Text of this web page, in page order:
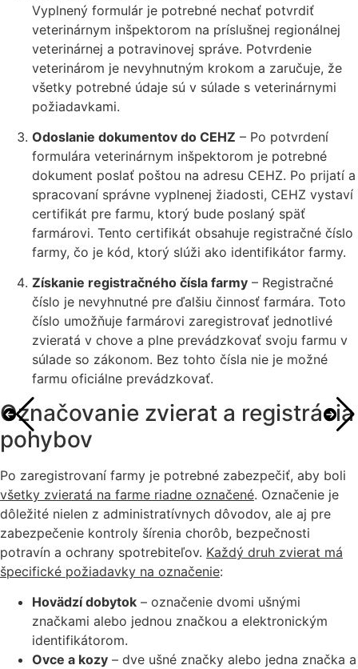
Vyplnený formulár je potrebné nechať potvrdiť
veterinárnym inšpektorom na príslušnej regionálnej
veterinárnej a potravinovej správe. Potvrdenie
veterinárom je nevyhnutným krokom a zaručuje, že
všetky potrebné údaje sú v súlade s veterinárnymi
požiadavkami.
Odoslanie dokumentov do CEHZ – Po potvrdení
formulára veterinárnym inšpektorom je potrebné
dokument poslať poštou na adresu CEHZ. Po prijatí a
spracovaní správne vyplnenej žiadosti, CEHZ vystaví
certifikát pre farmu, ktorý bude poslaný späť
farmárovi. Tento certifikát obsahuje registračné číslo
farmy, čo je kód, ktorý slúži ako identifikátor farmy.
Získanie registračného čísla farmy – Registračné
číslo je nevyhnutné pre ďalšiu činnosť farmára. Toto
číslo umožňuje farmárovi zaregistrovať jednotlivé
zvieratá v chove a plne prevádzkovať svoju farmu v
súlade so zákonom. Bez tohto čísla nie je možné
farmu oficiálne prevádzkovať.
Označovanie zvierat a registrácia
pohybov
Po zaregistrovaní farmy je potrebné zabezpečiť, aby boli
všetky zvieratá na farme riadne označené. Označenie je
dôležité nielen z administratívnych dôvodov, ale aj pre
zabezpečenie kontroly šírenia chorôb, bezpečnosti
potravín a ochrany spotrebiteľov. Každý druh zvierat má
špecifické požiadavky na označenie:
Hovädzí dobytok – označenie dvomi ušnými
značkami alebo jednou značkou a elektronickým
identifikátorom.
Ovce a kozy – dve ušné značky alebo jedna značka a